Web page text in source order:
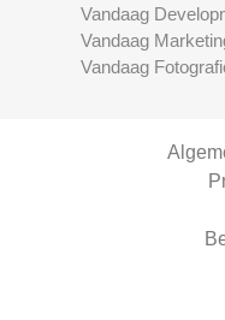
Vandaag
Vandaag
Vandaag